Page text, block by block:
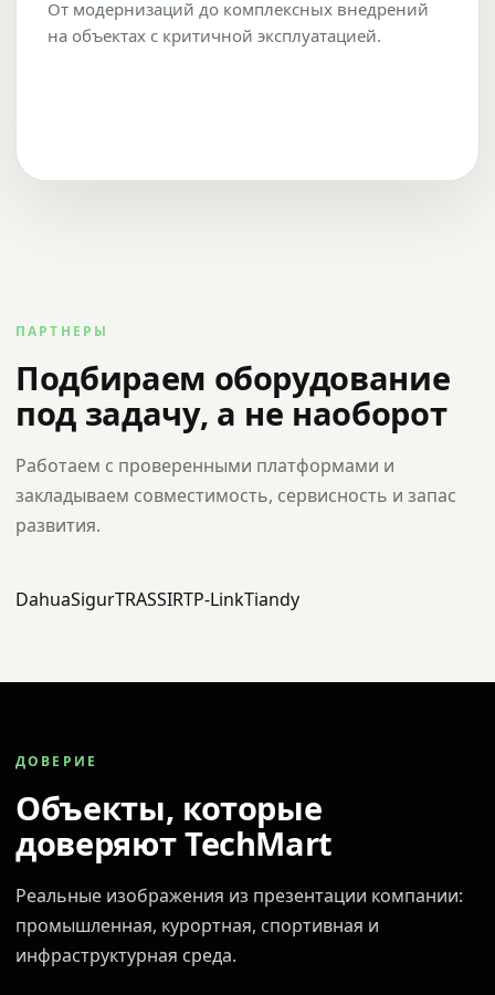
От модернизаций до комплексных внедрений
на объектах с критичной эксплуатацией.
ПАРТНЕРЫ
Подбираем оборудование
под задачу, а не наоборот
Работаем с проверенными платформами и
закладываем совместимость, сервисность и запас
развития.
DahuaSigurTRASSIRTP-LinkTiandy
ДОВЕРИЕ
Объекты, которые
доверяют TechMart
Реальные изображения из презентации компании:
промышленная, курортная, спортивная и
инфраструктурная среда.